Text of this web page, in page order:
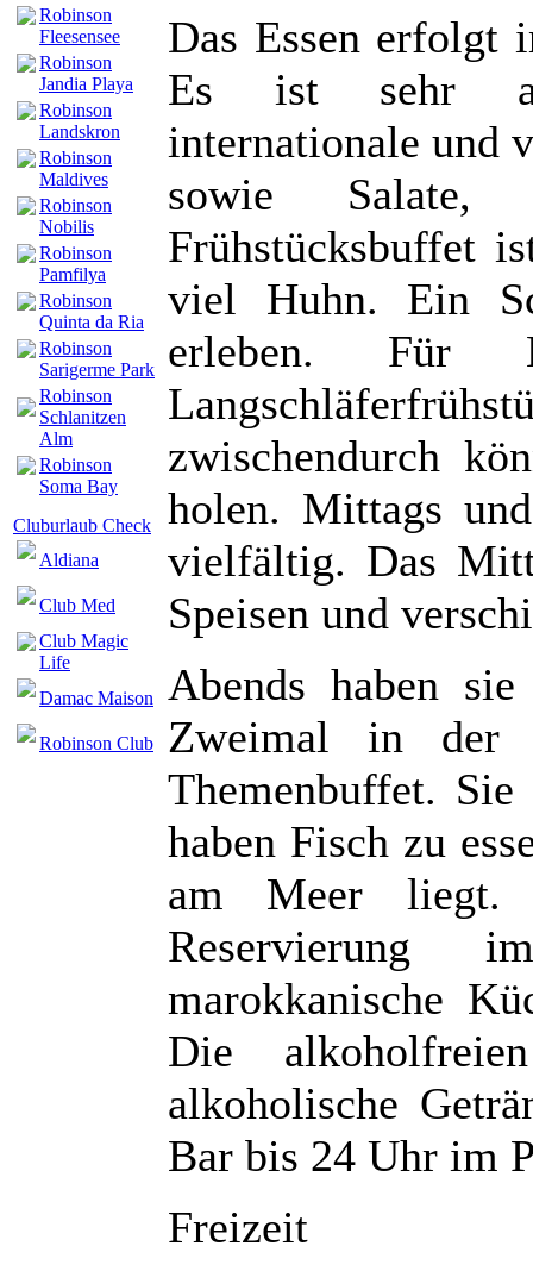
Robinson
Fleesensee
Robinson
Jandia Playa
Robinson
Landskron
Robinson
Maldives
Robinson
Nobilis
Robinson
Pamfilya
Robinson
Quinta da Ria
Robinson
Sarigerme Park
Robinson
Schlanitzen
Alm
Robinson
Soma Bay
Cluburlaub Check
Aldiana
Club Med
Club Magic
Life
Damac Maison
Robinson Club
Das Essen erfolgt
Es ist sehr
internationale und
sowie
Frühstücksbuffet
viel Huhn. Ein
erleben. Für
zwischendurch
holen. Mittags
vielfältig. Das
Speisen und
Abends haben
Zweimal in der
Themenbuffet.
haben Fisch zu
am Meer liegt.
Reservierung
marokkanische
Die
alkoholische
Bar bis 24 Uhr im
Freizeit